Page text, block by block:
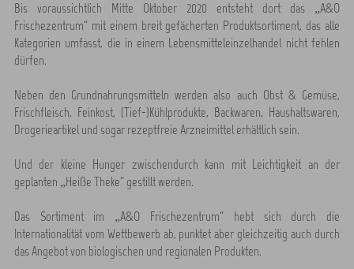
Bis voraussichtlich Mitte Oktober 2020 entsteht dort das „A&O
Frischezentrum“ mit einem breit gefächerten Produktsortiment, das alle
Kategorien umfasst, die in einem Lebensmitteleinzelhandel nicht fehlen
dürfen.
Neben den Grundnahrungsmitteln werden also auch Obst & Gemüse,
Frischfleisch, Feinkost, (Tief-)Kühlprodukte, Backwaren, Haushaltswaren,
Drogerieartikel und sogar rezeptfreie Arzneimittel erhältlich sein.
Und der kleine Hunger zwischendurch kann mit Leichtigkeit an der
geplanten „Heiße Theke“ gestillt werden.
Das Sortiment im „A&O Frischezentrum“ hebt sich durch die
Internationalität vom Wettbewerb ab, punktet aber gleichzeitig auch durch
das Angebot von biologischen und regionalen Produkten.